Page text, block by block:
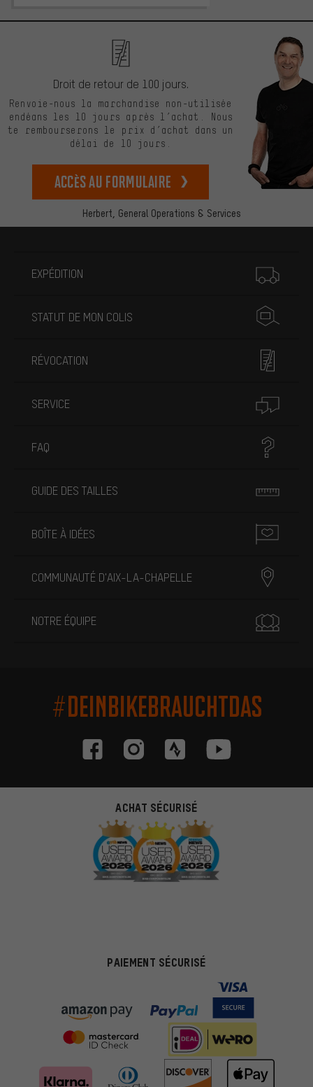
Herbert, General Operations & Services
Droit de retour de 100 jours.
Renvoie-nous la marchandise non-utilisée
endéans les 10 jours après l’achat. Nous
te rembourserons le prix d’achat dans un
délai de 10 jours.
Accès au formulaire
EXPÉDITION
STATUT DE MON COLIS
RÉVOCATION
SERVICE
FAQ
GUIDE DES TAILLES
BOÎTE À IDÉES
COMMUNAUTÉ D'AIX-LA-CHAPELLE
NOTRE ÉQUIPE
#DEINBIKEBRAUCHTDAS
ACHAT SÉCURISÉ
PAIEMENT SÉCURISÉ